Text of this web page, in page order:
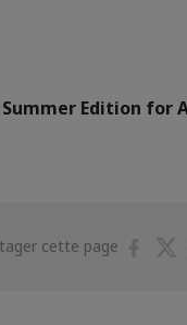
Edition for
cette page